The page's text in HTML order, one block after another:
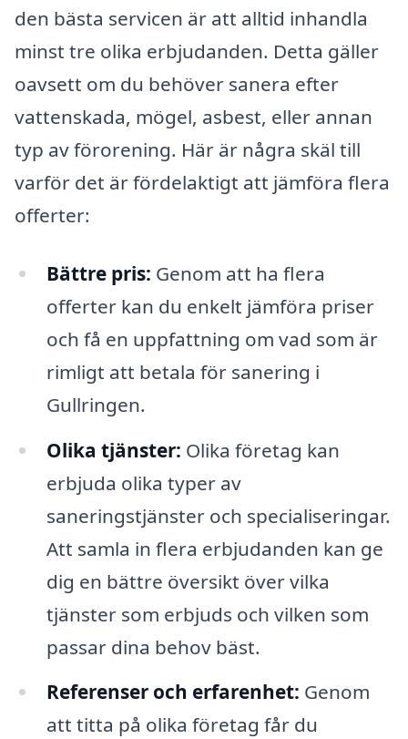
den bästa servicen är att alltid inhandla
minst tre olika erbjudanden. Detta gäller
oavsett om du behöver sanera efter
vattenskada, mögel, asbest, eller annan
typ av förorening. Här är några skäl till
varför det är fördelaktigt att jämföra flera
offerter:
Bättre pris: Genom att ha flera
offerter kan du enkelt jämföra priser
och få en uppfattning om vad som är
rimligt att betala för sanering i
Gullringen.
Olika tjänster: Olika företag kan
erbjuda olika typer av
saneringstjänster och specialiseringar.
Att samla in flera erbjudanden kan ge
dig en bättre översikt över vilka
tjänster som erbjuds och vilken som
passar dina behov bäst.
Referenser och erfarenhet: Genom
att titta på olika företag får du